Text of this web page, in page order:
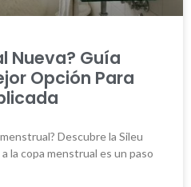
Nueva? Guía
Opción Para
Descubre la Sileu
la copa menstrual es un paso